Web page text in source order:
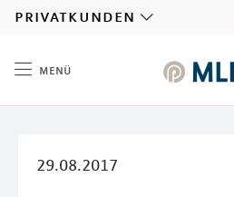
privatkunden
menü
29.08.2017